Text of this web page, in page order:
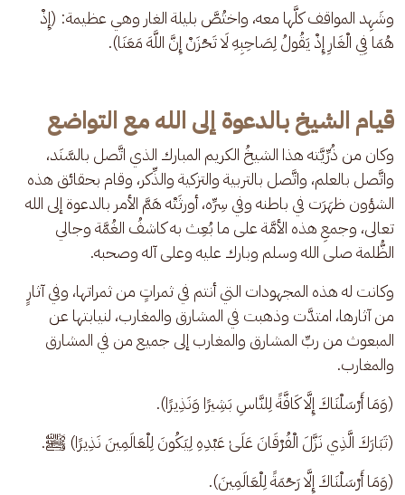
وشَهِد المواقف كلَّها معه، واختُصَّ بليلة الغار وهي عظيمة: (إِذْ
هُمَا فِي الْغَارِ إِذْ يَقُولُ لِصَاحِبِهِ لَا تَحْزَنْ إِنَّ اللَّهَ مَعَنَا).
قيام الشيخ بالدعوة إلى الله مع التواضع
وكان من ذُرِّيَّته هذا الشيخُ الكريم المبارك الذي اتَّصل بالسَّنَد،
واتَّصل بالعلم، واتَّصل بالتربية والتزكية والذِّكر، وقام بحقائق هذه
الشؤون ظهَرَت في باطنه وفي سِرِّه، أورثَتْه هَمَّ الأمر بالدعوة إلى الله
تعالى، وجمعِ هذه الأمَّة على ما بُعِث به كاشفُ الغُمَّة وجالي
الظُّلمة صلى الله وسلم وبارك عليه وعلى آله وصحبه.
وكانت له هذه المجهودات التي أنتم في ثمراتٍ من ثمراتها، وفي آثارٍ
من آثارها، امتدَّت وذهبت في المشارق والمغارب، لنيابتها عن
المبعوث من ربِّ المشارق والمغارب إلى جميع من في المشارق
والمغارب.
(وَمَا أَرْسَلْنَاكَ إِلَّا كَافَّةً لِلنَّاسِ بَشِيرًا وَنَذِيرًا).
(تَبَارَكَ الَّذِي نَزَّلَ الْفُرْقَانَ عَلَىٰ عَبْدِهِ لِيَكُونَ لِلْعَالَمِينَ نَذِيرًا) ﷺ.
(وَمَا أَرْسَلْنَاكَ إِلَّا رَحْمَةً لِلْعَالَمِينَ).